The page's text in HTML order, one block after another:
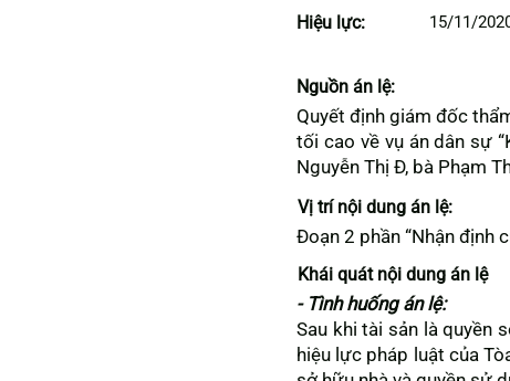
Hiệu lực: 15/11/
Nguồn án lệ:
Quyết định giám đốc
tối cao về vụ án dân sự
Nguyễn Thị Đ, bà Phạm
Vị trí nội dung án lệ:
Đoạn 2 phần “Nhận định
Khái quát nội dung án lệ
- Tình huống án lệ:
Sau khi tài sản là quyền
hiệu lực pháp luật của